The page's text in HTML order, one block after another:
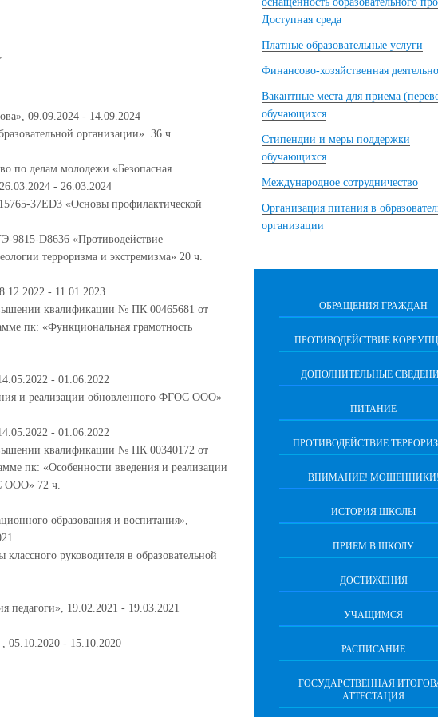
09.09.2024 - 14.09.2024
организации». 36 ч.
по делам молодежи «Безопасная
- 26.03.2024
37ЕD3 «Основы профилактической
9815-D8636 «Противодействие
терроризма и экстремизма» 20 ч.
- 11.01.2023
квалификации № ПК 00465681 от
пк: «Функциональная грамотность
- 01.06.2022
и реализации обновленного ФГОС ООО»
- 01.06.2022
квалификации № ПК 00340172 от
пк: «Особенности введения и реализации
ООО» 72 ч.
образования и воспитания»,
классного руководителя в образовательной
педагоги», 19.02.2021 - 19.03.2021
- 15.10.2020
Доступная среда
Платные образовательные услуги
Финансово-хозяйственная
Вакантные места для приема
обучающихся
Стипендии и меры поддержки
обучающихся
Международное сотрудничество
Организация питания в
организации
ОБРАЩЕНИЯ ГРАЖДАН
ПРОТИВОДЕЙСТВИЕ
ДОПОЛНИТЕЛЬНЫЕ
ПИТАНИЕ
ПРОТИВОДЕЙСТВИЕ
ВНИМАНИЕ! МОШЕННИКИ!
ИСТОРИЯ ШКОЛЫ
ПРИЕМ В ШКОЛУ
ДОСТИЖЕНИЯ
УЧАЩИМСЯ
РАСПИСАНИЕ
ГОСУДАРСТВЕННАЯ
АТТЕСТАЦИЯ